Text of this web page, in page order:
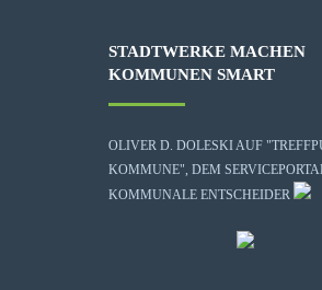
STADTWERKE MACHEN
KOMMUNEN SMART
OLIVER D. DOLESKI AUF
KOMMUNE", DEM
KOMMUNALE ENTSCHEIDER